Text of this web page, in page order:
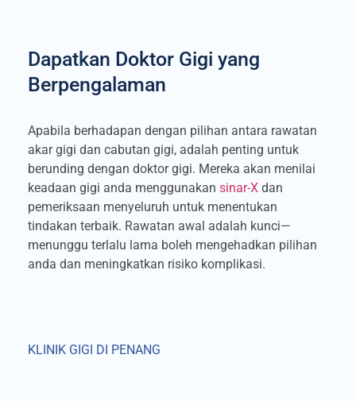
Dapatkan Doktor Gigi yang
Berpengalaman
Apabila berhadapan dengan pilihan antara rawatan
akar gigi dan cabutan gigi, adalah penting untuk
berunding dengan doktor gigi. Mereka akan menilai
keadaan gigi anda menggunakan sinar-X dan
pemeriksaan menyeluruh untuk menentukan
tindakan terbaik. Rawatan awal adalah kunci—
menunggu terlalu lama boleh mengehadkan pilihan
anda dan meningkatkan risiko komplikasi.
KLINIK GIGI DI PENANG